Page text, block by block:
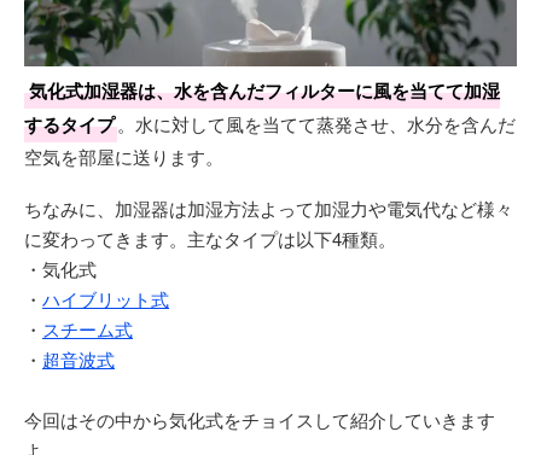
気化式加湿器は、水を含んだフィルターに風を当てて加湿
するタイプ。水に対して風を当てて蒸発させ、水分を含んだ
空気を部屋に送ります。
ちなみに、加湿器は加湿方法よって加湿力や電気代など様々
に変わってきます。主なタイプは以下4種類。
・気化式
・ ハイブリット式
・ スチーム式
・ 超音波式
今回はその中から気化式をチョイスして紹介していきます
よ。